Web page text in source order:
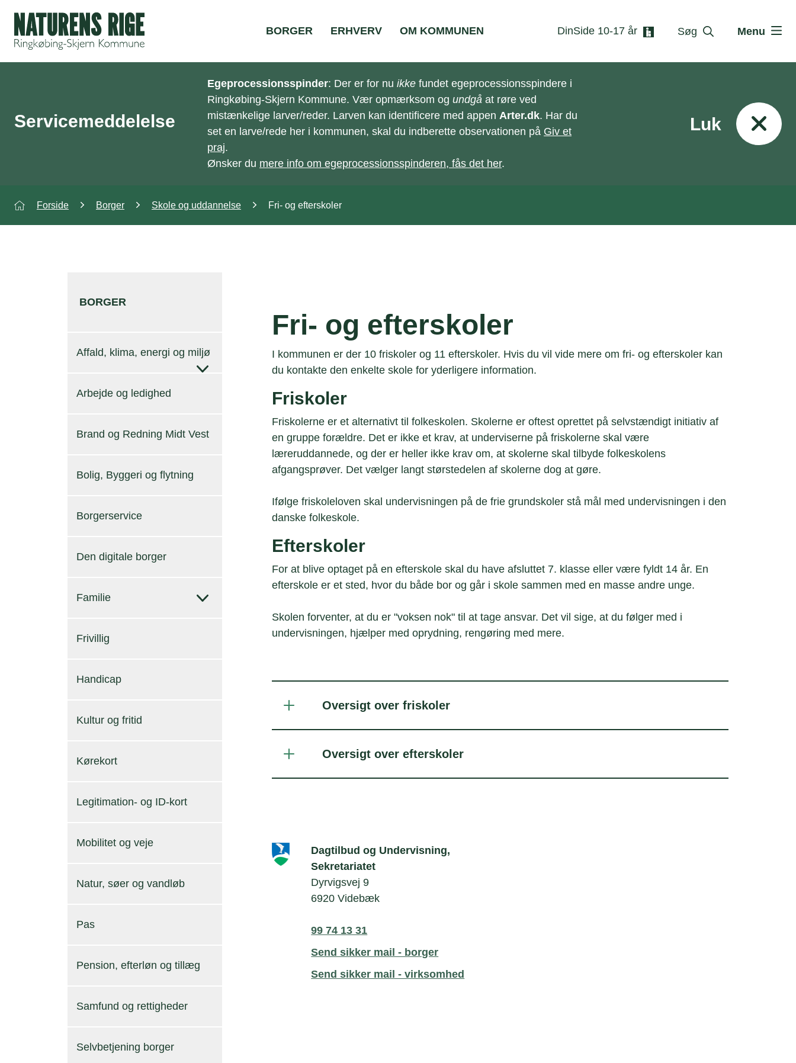
BORGER ERHVERV OM KOMMUNEN DinSide 10-17 år Søg Menu
Servicemeddelelse
Egeprocessionsspinder: Der er for nu ikke fundet egeprocessionsspindere i
Ringkøbing-Skjern Kommune. Vær opmærksom og undgå at røre ved
mistænkelige larver/reder. Larven kan identificere med appen Arter.dk. Har du
set en larve/rede her i kommunen, skal du indberette observationen på Giv et
praj.
Ønsker du mere info om egeprocessionsspinderen, fås det her.
Luk
Forside Borger Skole og uddannelse Fri- og efterskoler
BORGER
Affald, klima, energi og miljø
Arbejde og ledighed
Brand og Redning Midt Vest
Bolig, Byggeri og flytning
Borgerservice
Den digitale borger
Familie
Frivillig
Handicap
Kultur og fritid
Kørekort
Legitimation- og ID-kort
Mobilitet og veje
Natur, søer og vandløb
Pas
Pension, efterløn og tillæg
Samfund og rettigheder
Selvbetjening borger
Fri- og efterskoler
I kommunen er der 10 friskoler og 11 efterskoler. Hvis du vil vide mere om fri- og efterskoler kan
du kontakte den enkelte skole for yderligere information.
Friskoler
Friskolerne er et alternativt til folkeskolen. Skolerne er oftest oprettet på selvstændigt initiativ af
en gruppe forældre. Det er ikke et krav, at underviserne på friskolerne skal være
læreruddannede, og der er heller ikke krav om, at skolerne skal tilbyde folkeskolens
afgangsprøver. Det vælger langt størstedelen af skolerne dog at gøre.
Ifølge friskoleloven skal undervisningen på de frie grundskoler stå mål med undervisningen i den
danske folkeskole.
Efterskoler
For at blive optaget på en efterskole skal du have afsluttet 7. klasse eller være fyldt 14 år. En
efterskole er et sted, hvor du både bor og går i skole sammen med en masse andre unge.
Skolen forventer, at du er "voksen nok" til at tage ansvar. Det vil sige, at du følger med i
undervisningen, hjælper med oprydning, rengøring med mere.
Oversigt over friskoler
Oversigt over efterskoler
Dagtilbud og Undervisning,
Sekretariatet
Dyrvigsvej 9
6920 Videbæk
99 74 13 31
Send sikker mail - borger
Send sikker mail - virksomhed